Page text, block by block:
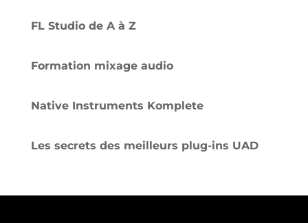
FL Studio de A à Z
Formation mixage audio
Native Instruments Komplete
Les secrets des meilleurs plug-ins UAD